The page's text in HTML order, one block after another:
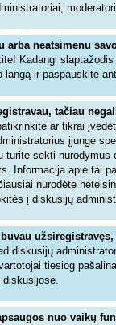
arba neatsimenu
Kadangi
langą ir paspauskite
tačiau
ar tikrai
įjungė
turite sekti
Informacija apie tai
nurodėte
į diskusijų
buvau
diskusijų
tiesiog
diskusijose.
nuo vaikų